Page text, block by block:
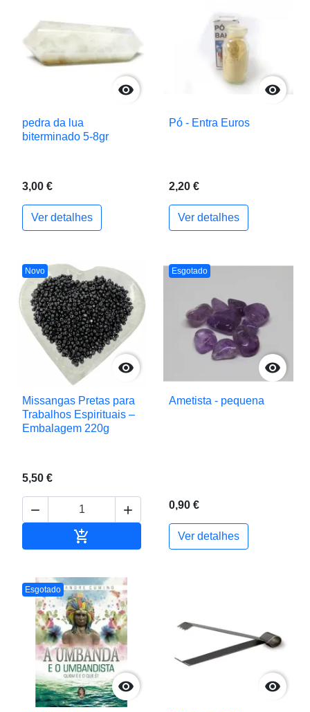

pedra da lua
biterminado 5-8gr
3,00 €
Ver detalhes

Pó - Entra Euros
2,20 €
Ver detalhes
Novo

Missangas Pretas para
Trabalhos Espirituais –
Embalagem 220g
5,50 €
 
 Adicionar ao carrinho
Esgotado

Ametista - pequena
0,90 €
Ver detalhes
Esgotado
 